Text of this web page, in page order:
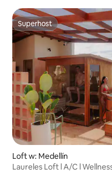
Superhost
Superhost
Loft w: Medellín
Laureles Loft l A/C l